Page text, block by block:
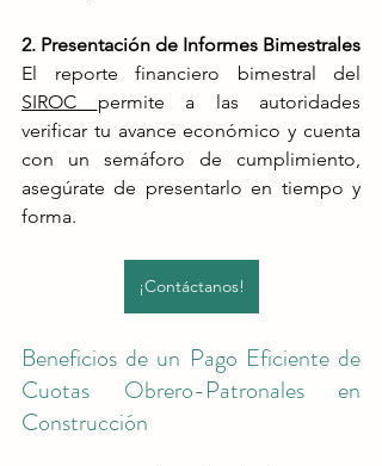
SIROC permite a las autoridades
verificar tu avance económico y cuenta
con un semáforo de cumplimiento,
asegúrate de presentarlo en tiempo y
forma​.
¡Contáctanos!
Beneficios de un Pago Eficiente de
Cuotas Obrero-Patronales en
Construcción